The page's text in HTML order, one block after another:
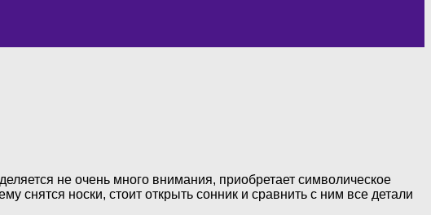
не очень много внимания, приобретает символическое
снятся носки, стоит открыть сонник и сравнить с ним все детали